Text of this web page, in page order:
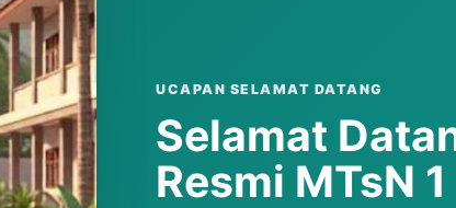
UCAPAN SELAMAT DATANG
Selamat
Resmi MTsN